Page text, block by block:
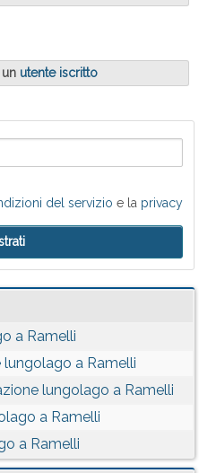
utente iscritto
del servizio e la privacy
a Ramelli
lungolago a Ramelli
lungolago a Ramelli
a Ramelli
a Ramelli